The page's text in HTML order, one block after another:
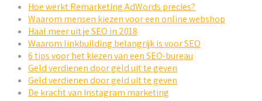
Hoe werkt Remarketing AdWords precies?
Waarom mensen kiezen voor een online webshop
Haal meer uit je SEO in 2018
Waarom linkbuilding belangrijk is voor SEO
6 tips voor het kiezen van een SEO-bureau
Geld verdienen door geld uit te geven
Geld verdienen door geld uit te geven
De kracht van Instagram marketing